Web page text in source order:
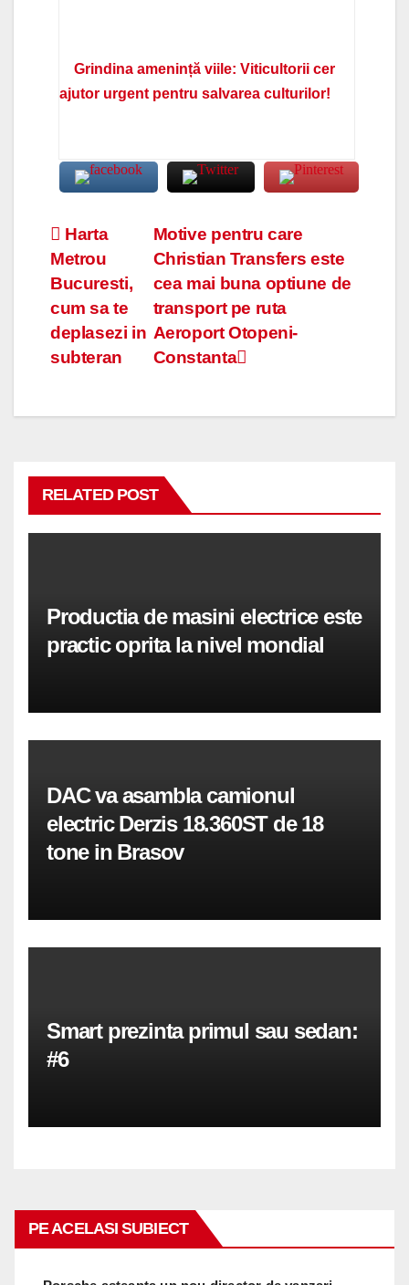
Grindina amenință viile: Viticultorii cer
ajutor urgent pentru salvarea culturilor!
Navigare
în
articole
Motive pentru care
Christian Transfers este
cea mai buna optiune de
transport pe ruta
Aeroport Otopeni-
Constanta
Harta
Metrou
Bucuresti,
cum sa te
deplasezi in
subteran
RELATED POST
Productia de masini electrice este
practic oprita la nivel mondial
DAC va asambla camionul
electric Derzis 18.360ST de 18
tone in Brasov
Smart prezinta primul sau sedan:
#6
PE ACELASI SUBIECT